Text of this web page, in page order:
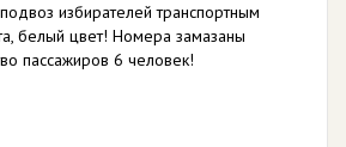
избирателей транспортным
белый цвет! Номера замазаны
пассажиров 6 человек!